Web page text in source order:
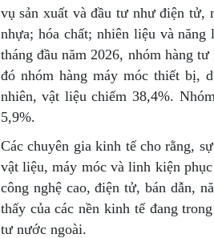
vụ sản xuất và đầu tư như điện
nhựa; hóa chất; nhiên liệu và
tháng đầu năm 2026, nhóm hàng
đó nhóm hàng máy móc thiết bị,
nhiên, vật liệu chiếm 38,4%.
5,9%.
Các chuyên gia kinh tế cho rằng,
vật liệu, máy móc và linh kiện
công nghệ cao, điện tử, bán dẫn,
thấy của các nền kinh tế đang
tư nước ngoài.